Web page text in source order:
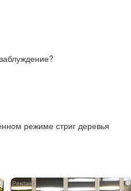
режиме стриг деревья
i